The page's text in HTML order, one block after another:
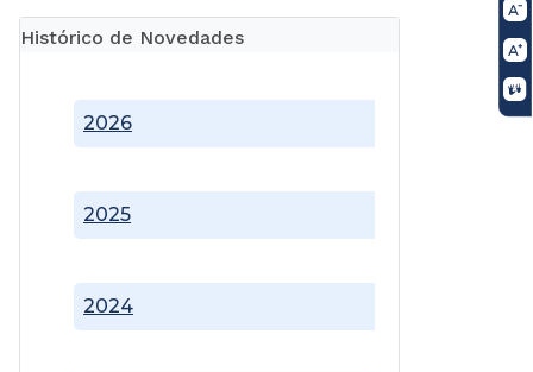
Histórico de Novedades
2024
2025
2026